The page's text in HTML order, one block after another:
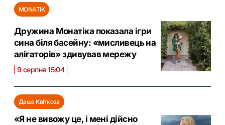
MONATIK
Дружина Монатіка показала ігри
сина біля басейну: «мисливець на
алігаторів» здивував мережу
9 серпня 15:04
Даша Квіткова
«Я не вивожу це, і мені дійсно